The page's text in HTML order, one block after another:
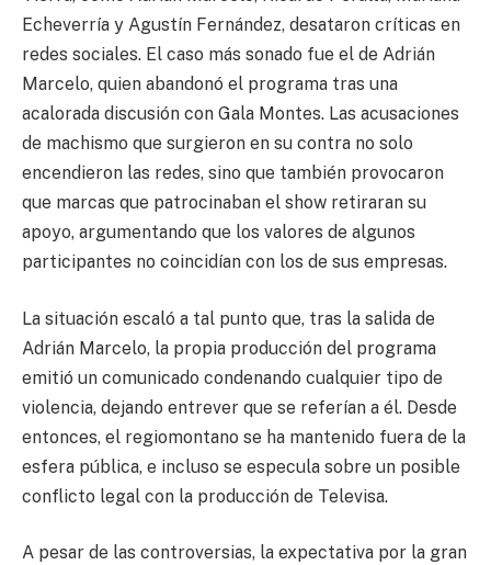
Echeverría y Agustín Fernández, desataron críticas en
redes sociales. El caso más sonado fue el de Adrián
Marcelo, quien abandonó el programa tras una
acalorada discusión con Gala Montes. Las acusaciones
de machismo que surgieron en su contra no solo
encendieron las redes, sino que también provocaron
que marcas que patrocinaban el show retiraran su
apoyo, argumentando que los valores de algunos
participantes no coincidían con los de sus empresas.
La situación escaló a tal punto que, tras la salida de
Adrián Marcelo, la propia producción del programa
emitió un comunicado condenando cualquier tipo de
violencia, dejando entrever que se referían a él. Desde
entonces, el regiomontano se ha mantenido fuera de la
esfera pública, e incluso se especula sobre un posible
conflicto legal con la producción de Televisa.
A pesar de las controversias, la expectativa por la gran